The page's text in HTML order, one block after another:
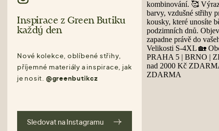
Inspirace z Green Butiku
každý den
Nové kolekce, oblíbené střihy,
příjemné materiály a inspirace, jak
je nosit. @greenbutikcz
Sledovat na Instagramu